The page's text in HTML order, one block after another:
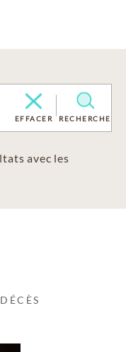
EFFACER RECHERCHE
avec les